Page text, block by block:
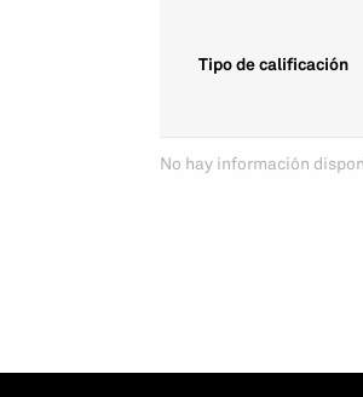
Tipo de calificación
No hay información